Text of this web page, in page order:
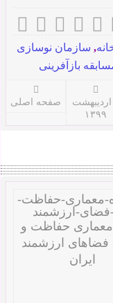
, سازمان نوسازی
بازآفرینی
اردیبهشت
۱۳۹۹
صفحه اصلی
معماری حفاظت و
فضاهای ارزشمند
ایران